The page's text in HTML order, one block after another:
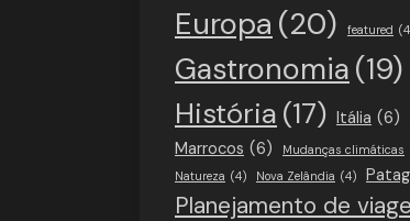
Europa (20) featured
Gastronomia (19)
História (17) Itália (6)
Marrocos (6) Mudanças climáticas
Natureza (4) Nova Zelândia (4)
Planejamento de